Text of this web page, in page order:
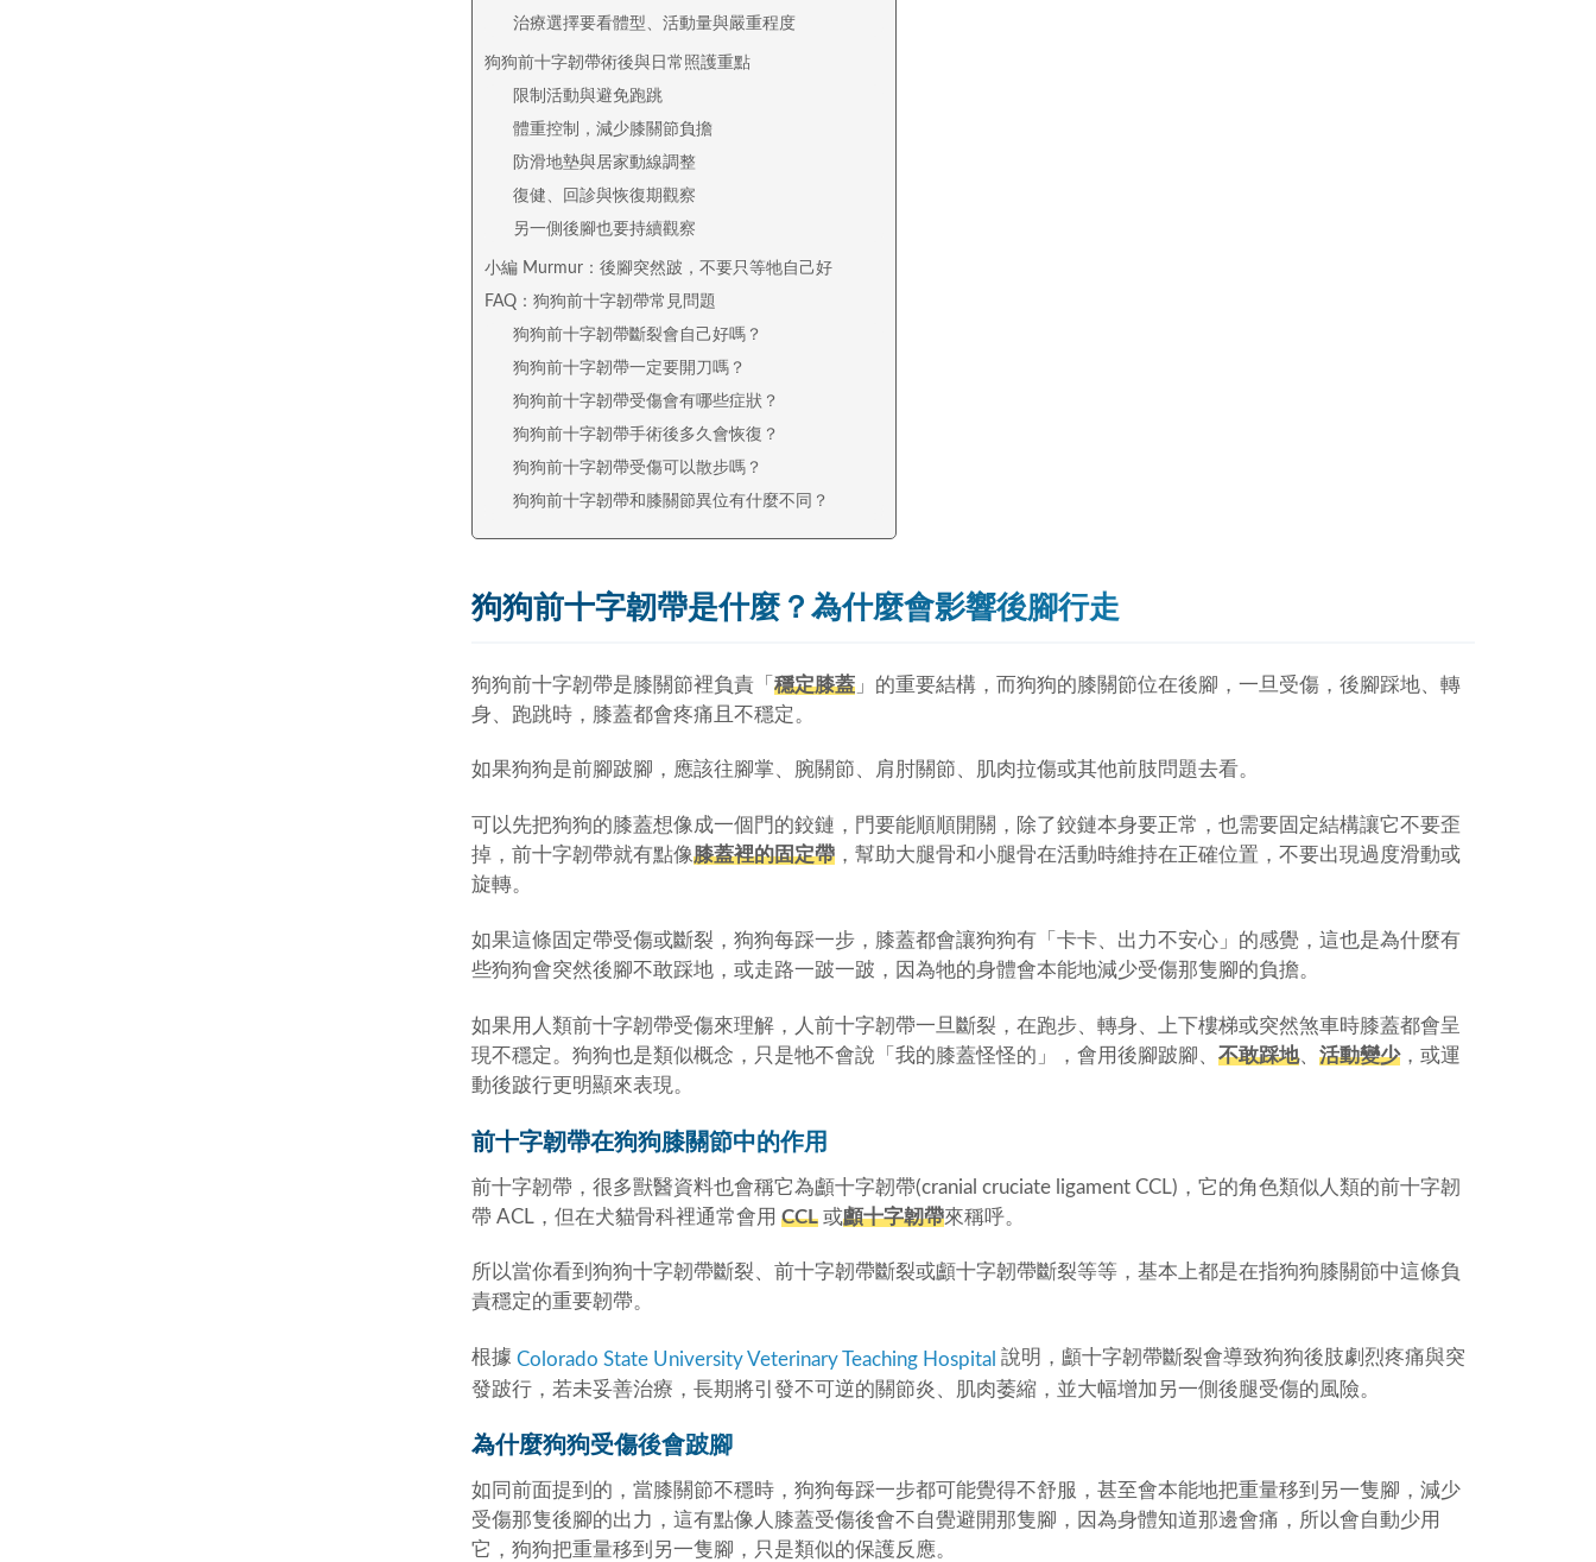
治療選擇要看體型、活動量與嚴重程度
狗狗前十字韌帶術後與日常照護重點
限制活動與避免跑跳
體重控制，減少膝關節負擔
防滑地墊與居家動線調整
復健、回診與恢復期觀察
另一側後腳也要持續觀察
小編 Murmur：後腳突然跛，不要只等牠自己好
FAQ：狗狗前十字韌帶常見問題
狗狗前十字韌帶斷裂會自己好嗎？
狗狗前十字韌帶一定要開刀嗎？
狗狗前十字韌帶受傷會有哪些症狀？
狗狗前十字韌帶手術後多久會恢復？
狗狗前十字韌帶受傷可以散步嗎？
狗狗前十字韌帶和膝關節異位有什麼不同？
狗狗前十字韌帶是什麼？為什麼會影響後腳行走
狗狗前十字韌帶是膝關節裡負責「 穩定膝蓋 」的重要結構，而狗狗的膝關節位在後腳，一旦受傷，後腳踩地、轉
身、跑跳時，膝蓋都會疼痛且不穩定。
如果狗狗是前腳跛腳，應該往腳掌、腕關節、肩肘關節、肌肉拉傷或其他前肢問題去看。
可以先把狗狗的膝蓋想像成一個門的鉸鏈，門要能順順開關，除了鉸鏈本身要正常，也需要固定結構讓它不要歪
掉，前十字韌帶就有點像膝蓋裡的固定帶 ，幫助大腿骨和小腿骨在活動時維持在正確位置，不要出現過度滑動或
旋轉。
如果這條固定帶受傷或斷裂，狗狗每踩一步，膝蓋都會讓狗狗有「卡卡、出力不安心」的感覺，這也是為什麼有
些狗狗會突然後腳不敢踩地，或走路一跛一跛，因為牠的身體會本能地減少受傷那隻腳的負擔。
如果用人類前十字韌帶受傷來理解，人前十字韌帶一旦斷裂，在跑步、轉身、上下樓梯或突然煞車時膝蓋都會呈
現不穩定。狗狗也是類似概念，只是牠不會說「我的膝蓋怪怪的」，會用後腳跛腳、 不敢踩地、 活動變少，或運
動後跛行更明顯來表現。
前十字韌帶在狗狗膝關節中的作用
前十字韌帶，很多獸醫資料也會稱它為顱十字韌帶(cranial cruciate ligament CCL)，它的角色類似人類的前十字韌
帶 ACL，但在犬貓骨科裡通常會用 CCL 或顱十字韌帶來稱呼。
所以當你看到狗狗十字韌帶斷裂、前十字韌帶斷裂或顱十字韌帶斷裂等等，基本上都是在指狗狗膝關節中這條負
責穩定的重要韌帶。
根據 Colorado State University Veterinary Teaching Hospital 說明， 顱十字韌帶斷裂會導致狗狗後肢劇烈疼痛與突
發跛行，若未妥善治療，長期將引發不可逆的關節炎、肌肉萎縮，並大幅增加另一側後腿受傷的風險。
為什麼狗狗受傷後會跛腳
如同前面提到的，當膝關節不穩時，狗狗每踩一步都可能覺得不舒服，甚至會本能地把重量移到另一隻腳，減少
受傷那隻後腳的出力，這有點像人膝蓋受傷後會不自覺避開那隻腳，因為身體知道那邊會痛，所以會自動少用
它，狗狗把重量移到另一隻腳，只是類似的保護反應。